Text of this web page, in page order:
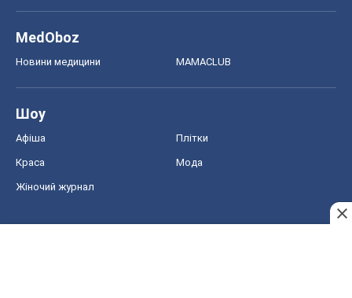
MedOboz
Новини медицини MAMACLUB
Шоу
Афіша Плітки
Краса Мода
Жіночий журнал